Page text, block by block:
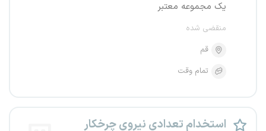
یک مجموعه معتبر
منقضی شده
قم
تمام وقت
استخدام تعدادی نیروی چرخکار